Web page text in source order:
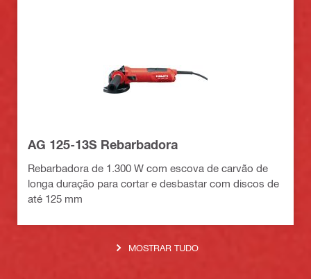
AG 125-13S Rebarbadora
Rebarbadora de 1.300 W com escova de carvão de
longa duração para cortar e desbastar com discos de
até 125 mm
MOSTRAR TUDO